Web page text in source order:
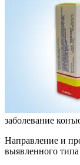
заболевание
Направление и
выявленного типа